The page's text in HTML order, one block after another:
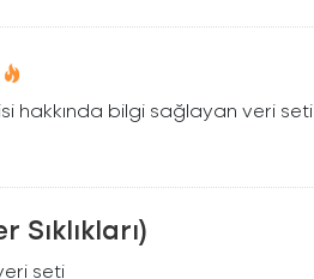
hakkında bilgi sağlayan veri seti
seti